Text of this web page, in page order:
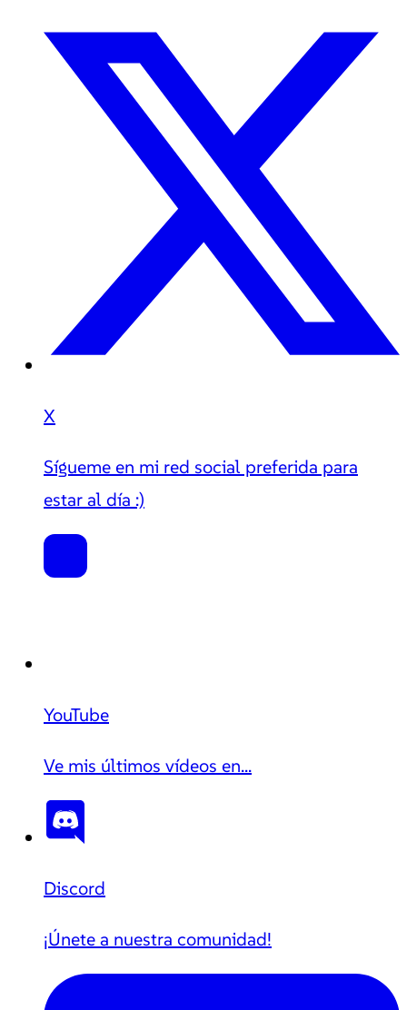
X
Sígueme en mi red social preferida para
estar al día :)
YouTube
Ve mis últimos vídeos en...
Discord
¡Únete a nuestra comunidad!